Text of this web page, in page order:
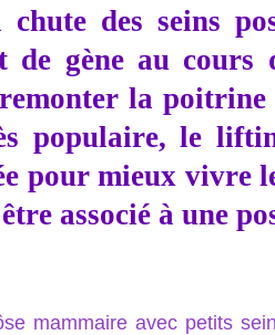
des seins
de gène au
la
populaire, le
pour mieux vivre
associé à une
mammaire avec petits